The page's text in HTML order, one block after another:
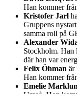
Han kommer
Kristofer Jarl
Gruppens
samma roll på
Alexander
Stockholm. Han
där han var
Felix Öhman är
Han kommer
Emelie